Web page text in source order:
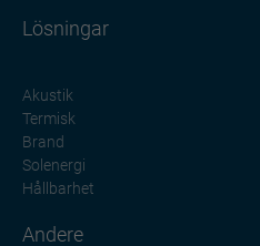
Lösningar
Akustik
Termisk
Brand
Solenergi
Hållbarhet
Andere